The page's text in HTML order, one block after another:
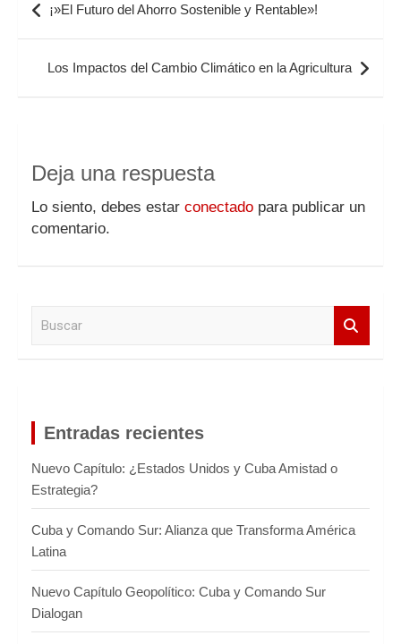
de
entradas
¡»El Futuro del Ahorro Sostenible y Rentable»!
Los Impactos del Cambio Climático en la Agricultura
Deja una respuesta
Lo siento, debes estar conectado para publicar un
comentario.
s
r
Entradas recientes
Nuevo Capítulo: ¿Estados Unidos y Cuba Amistad o
Estrategia?
Cuba y Comando Sur: Alianza que Transforma América
Latina
Nuevo Capítulo Geopolítico: Cuba y Comando Sur
Dialogan